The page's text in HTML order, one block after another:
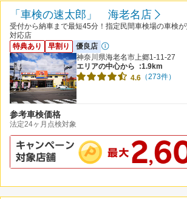
「車検の速太郎」 海老名店
受付から納車まで最短45分！指定民間車検場の車検
対応店
特典あり
早割り
優良店
神奈川県海老名市上郷1-11-27
エリアの中心から
:1.9km
4.6 （273件）
参考車検価格
法定24ヶ月点検対象